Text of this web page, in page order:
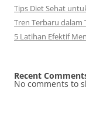
Tips Diet Sehat
Tren Terbaru dalam
5 Latihan Efektif
Recent
No comments to